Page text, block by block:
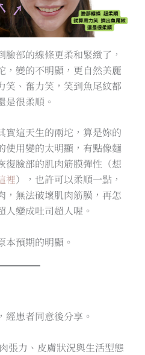
部的線條更柔和緊緻了，
，變的不明顯，更自然美麗
笑、奮力笑，笑到魚尾紋都
是很柔順。
實這天生的兩坨，算是妳的
使用變的太明顯，有點像麵
復臉部的肌肉筋膜彈性（想
裡），也許可以柔順一點，
，無法破壞肌肉筋膜，再怎
變成吐司超人喔。
本預期的明顯。
患者同意後分享。
張力、皮膚狀況與生活型態